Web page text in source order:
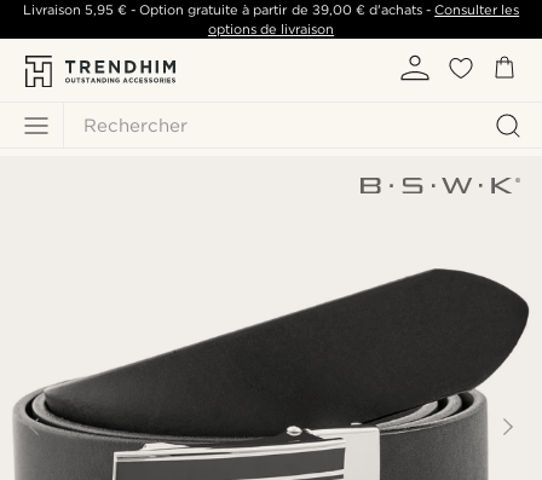
Rechercher
Livraison 5,95 €- Option gratuite à partir de 39,00 €d'achats -Consulter les
options de livraison